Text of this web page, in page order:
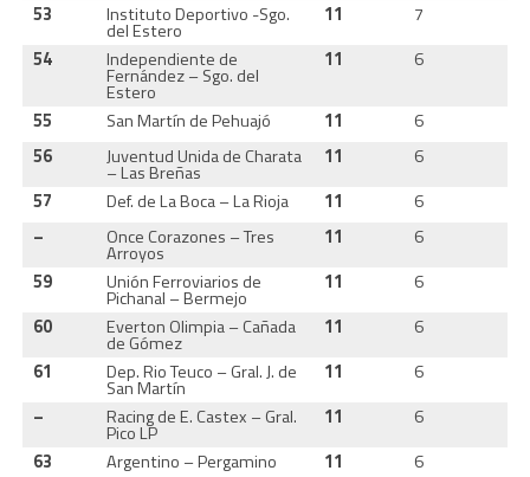
53
Instituto Deportivo -Sgo.
del Estero
11 7
54
Independiente de
Fernández – Sgo. del
Estero
11 6
55 San Martín de Pehuajó 11 6
56
Juventud Unida de Charata
– Las Breñas
11 6
57
Def. de La Boca – La Rioja 11 6
–
Once Corazones – Tres
Arroyos
11 6
59
Unión Ferroviarios de
Pichanal – Bermejo
11 6
60
Everton Olimpia – Cañada
de Gómez
11 6
61
Dep. Rio Teuco – Gral. J. de
San Martín
11 6
–
Racing de E. Castex – Gral.
Pico LP
11 6
63
Argentino – Pergamino 11 6